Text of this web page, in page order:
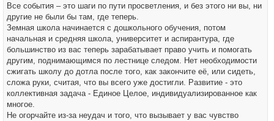
Все события – это шаги по пути просветления, и без этого ни вы, ни
другие не были бы там, где теперь.
Земная школа начинается с дошкольного обучения, потом
начальная и средняя школа, университет и аспирантура, где
большинство из вас теперь зарабатывает право учить и помогать
другим, поднимающимся по лестнице следом. Нет необходимости
сжигать школу до дотла после того, как закончите её, или сидеть,
сложа руки, считая, что вы всего уже достигли. Развитие - это
коллективная задача - Единое Целое, индивидуализированное как
многое.
Не огорчайте из-за неудач и того, что вызывает у вас чувство